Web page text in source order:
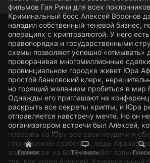
Главная ТВ-каналы Поиск
фильмов Гая Ричи для всех
Криминальный босс Алексей Воронов
наладил собственный теневой бизнес,
операциях с криптовалютой. У него
правопорядка и государственными
схемы позволяют успешно «отмывать»
проворачивая многомиллионные
провинциальном городке живет Юра
простой банковский клерк,
но горящий желанием пробиться в мир
Однажды его приглашают на
раскрыть все секреты крипты, и Юра
отправляется навстречу мечте. Но он
организатором встречи был Алексей,
повесить на Юру все свои неудачи и
План должен сработать, ведь
воды похож на Воронова. Вот только
так, как хотел Алексей. Криминальный